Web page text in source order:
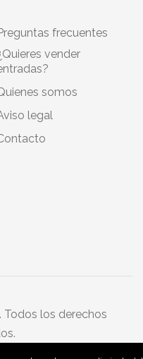
frecuentes
vender
somos
legal
los derechos